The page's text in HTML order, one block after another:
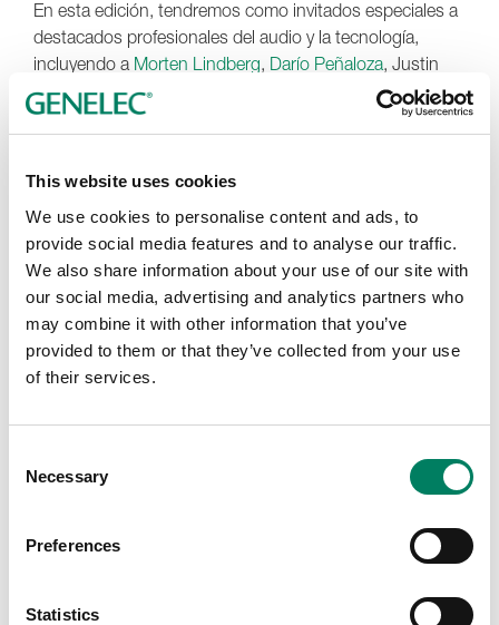
This website uses cookies
We use cookies to personalise content and ads, to
provide social media features and to analyse our traffic.
We also share information about your use of our site with
our social media, advertising and analytics partners who
may combine it with other information that you’ve
provided to them or that they’ve collected from your use
of their services.
Selection
Necessary
Preferences
Statistics
En esta edición, tendremos como invitados especiales a
destacados profesionales del audio y la tecnología,
incluyendo a Morten Lindberg, Darío Peñaloza, Justin
Gray, Christopher Manhey Raúl Oropeza,
Jorge Rico, Raúl Bustos y
, entre otros.
Representaciones de Audio
brindando toda la información y soporte sobre nuestras
soluciones de audio para instalaciones y audio
inmersivo.
La Sala Tajín, se encuentra en el área educativa, ubicada
en el Mezzanine del WTC. Contamos con cupos
limitados para cada presentación así que, para asegurar
cronograma que puedes consultar aquí: